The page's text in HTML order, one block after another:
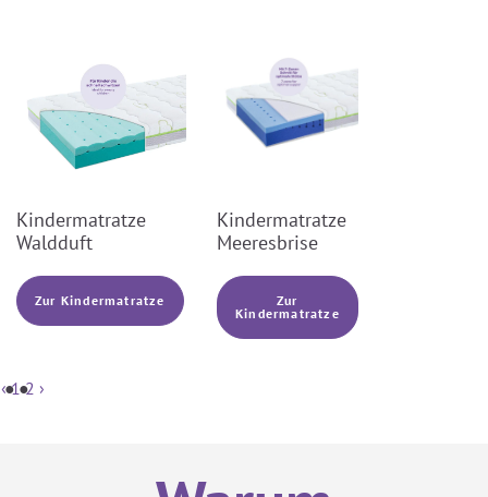
Kindermatratze
Waldduft
Zur Kindermatratze
Kindermatratze
Meeresbrise
Zur
Kindermatratze
‹ 1 2 ›